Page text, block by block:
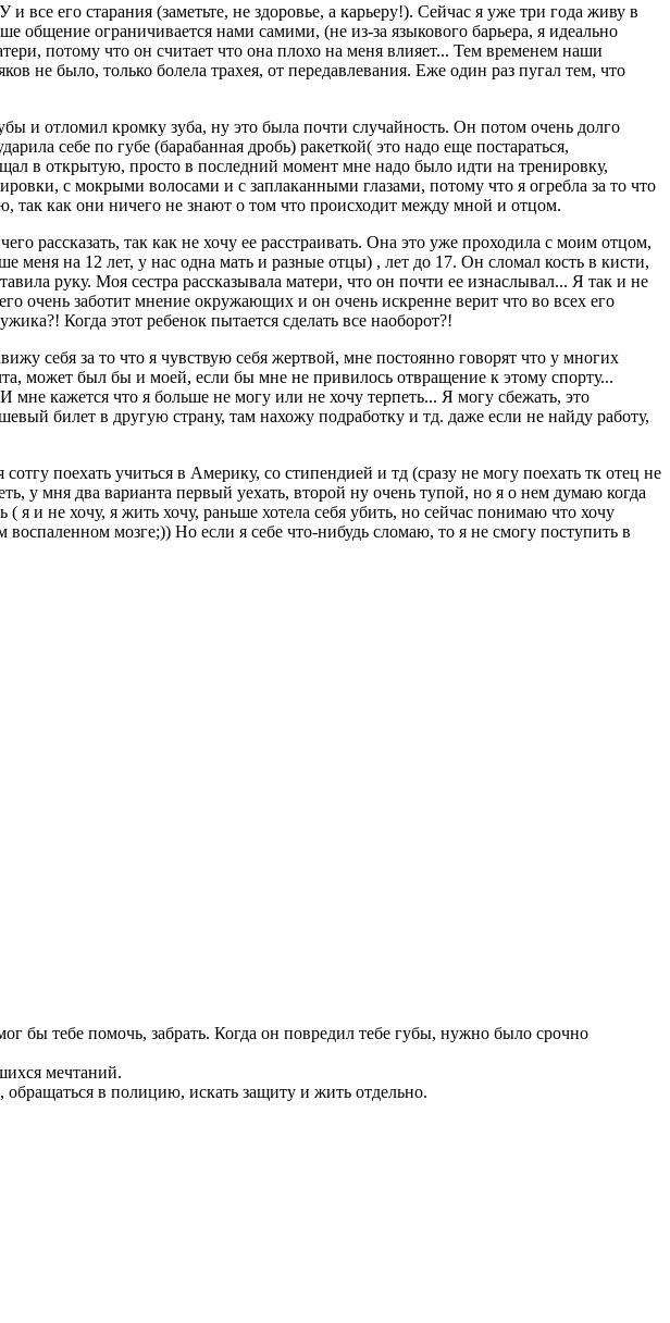
его старания (заметьте, не здоровье, а карьеру!). Сейчас я уже три года живу в
ограничивается нами самими, (не из-за языкового барьера, я идеально
потому что он считает что она плохо на меня влияет... Тем временем наши
было, только болела трахея, от передавлевания. Еже один раз пугал тем, что
и отломил кромку зуба, ну это была почти случайность. Он потом очень долго
себе по губе (барабанная дробь) ракеткой( это надо еще постараться,
в открытую, просто в последний момент мне надо было идти на тренировку,
с мокрыми волосами и с заплаканными глазами, потому что я огребла за то что
так как они ничего не знают о том что происходит между мной и отцом.
рассказать, так как не хочу ее расстраивать. Она это уже проходила с моим отцом,
меня на 12 лет, у нас одна мать и разные отцы) , лет до 17. Он сломал кость в кисти,
руку. Моя сестра рассказывала матери, что он почти ее изнаслывал... Я так и не
очень заботит мнение окружающих и он очень искренне верит что во всех его
Когда этот ребенок пытается сделать все наоборот?!
себя за то что я чувствую себя жертвой, мне постоянно говорят что у многих
может был бы и моей, если бы мне не привилось отвращение к этому спорту...
кажется что я больше не могу или не хочу терпеть... Я могу сбежать, это
билет в другую страну, там нахожу подработку и тд. даже если не найду работу,
поехать учиться в Америку, со стипендией и тд (сразу не могу поехать тк отец не
у мня два варианта первый уехать, второй ну очень тупой, но я о нем думаю когда
я и не хочу, я жить хочу, раньше хотела себя убить, но сейчас понимаю что хочу
мозге;)) Но если я себе что-нибудь сломаю, то я не смогу поступить в
бы тебе помочь, забрать. Когда он повредил тебе губы, нужно было срочно
мечтаний.
в полицию, искать защиту и жить отдельно.